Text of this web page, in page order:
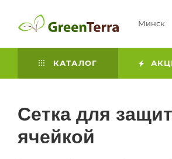
Минск
КАТАЛОГ
Сетка для
ячейкой